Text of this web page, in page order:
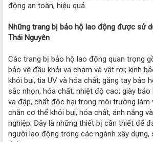
động an toàn, hiệu quả.
Những trang bị bảo hộ lao động được sử
Thái Nguyên
Các trang bị bảo hộ lao động quan trọng
bảo vệ đầu khỏi va chạm và vật rơi; kính
khỏi bụi, tia UV và hóa chất; găng tay bảo
sắc nhọn, hóa chất, nhiệt độ cao; giày bảo
va đập, chất độc hại trong môi trường làm
chắn cơ thể khỏi bụi, hóa chất, ánh nắng
nghiệp. Đây là những thiết bị cần thiết để
người lao động trong các ngành xây dựng,